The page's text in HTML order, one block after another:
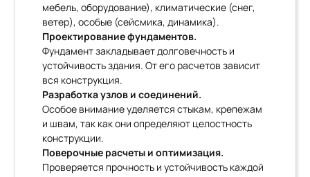
мебель, оборудование), климатические (снег,
ветер), особые (сейсмика, динамика).
Проектирование фундаментов.
Фундамент закладывает долговечность и
устойчивость здания. От его расчетов зависит
вся конструкция.
Разработка узлов и соединений.
Особое внимание уделяется стыкам, крепежам
и швам, так как они определяют целостность
конструкции.
Поверочные расчеты и оптимизация.
Проверяется прочность и устойчивость каждой